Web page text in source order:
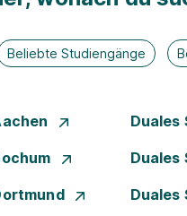
Beliebte Studiengänge
Duales
Duales
Duales